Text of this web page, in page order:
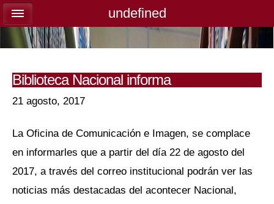
Biblioteca Nacional informa
21 agosto, 2017
La Oficina de Comunicación e Imagen, se complace
en informarles que a partir del día 22 de agosto del
2017, a través del correo institucional podrán ver las
noticias más destacadas del acontecer Nacional,
undefined
undefined